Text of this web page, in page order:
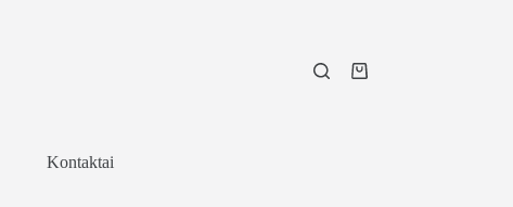
Shopping
Kontaktai